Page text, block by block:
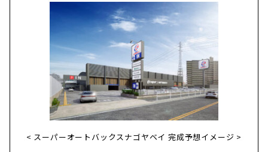
< スーパーオートバックスナゴヤベイ 完成予想イメージ >